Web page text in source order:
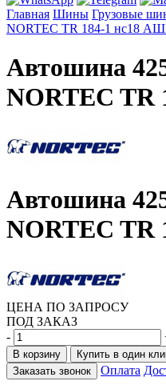
Главная Шины Грузовые
NORTEC TR 184-1 нс18
Автошина
NORTEC
Автошина
NORTEC
ЦЕНА ПО ЗАПРОСУ
ПОД ЗАКАЗ
-
В корзину
Купить в один
Заказать звонок
Оплата